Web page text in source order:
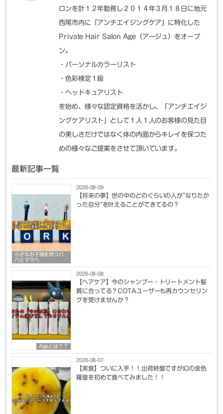
ロンを計１２年勤務し２０１４年３月１８日に地元
西尾市内に「アンチエイジングケア」に特化した
Private Hair Salon Age（アージュ）をオープ
ン。
・パーソナルカラーリスト
・色彩検定１級
・ヘッドキュアリスト
を始め、様々な認定資格を活かし、「アンチエイジ
ングケアリスト」として１人１人のお客様の見た目
の美しさだけではなく体の内面からキレイを保つた
めの様々なご提案をさせて頂いています。
最新記事一覧
小さなお子様を持つパ
パとママへ
2026-08-09
【将来の夢】世の中のどのぐらいの人が”なりたか
った自分”を叶えることができてるの？
Ageとは？？
2026-08-08
【ヘアケア】今のシャンプー・トリートメント髪
質に合ってる？COTAユーザーも再カウンセリン
グを受けませんか？
2026-08-07
【実食】ついに入手！！出荷終盤ですが幻の金色
羅皇を初めて食べてみました！！